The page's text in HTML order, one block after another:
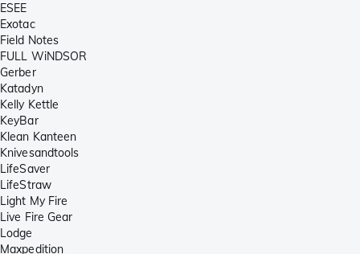
ESEE
Exotac
Field Notes
FULL WiNDSOR
Gerber
Katadyn
Kelly Kettle
KeyBar
Klean Kanteen
Knivesandtools
LifeSaver
LifeStraw
Light My Fire
Live Fire Gear
Lodge
Maxpedition